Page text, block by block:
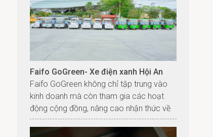
Faifo GoGreen- Xe điện xanh Hội An
Faifo GoGreen không chỉ tập trung vào
kinh doanh mà còn tham gia các hoạt
động cộng đồng, nâng cao nhận thức về
bảo vệ môi trường và khuyến khích lối
sống xanh.